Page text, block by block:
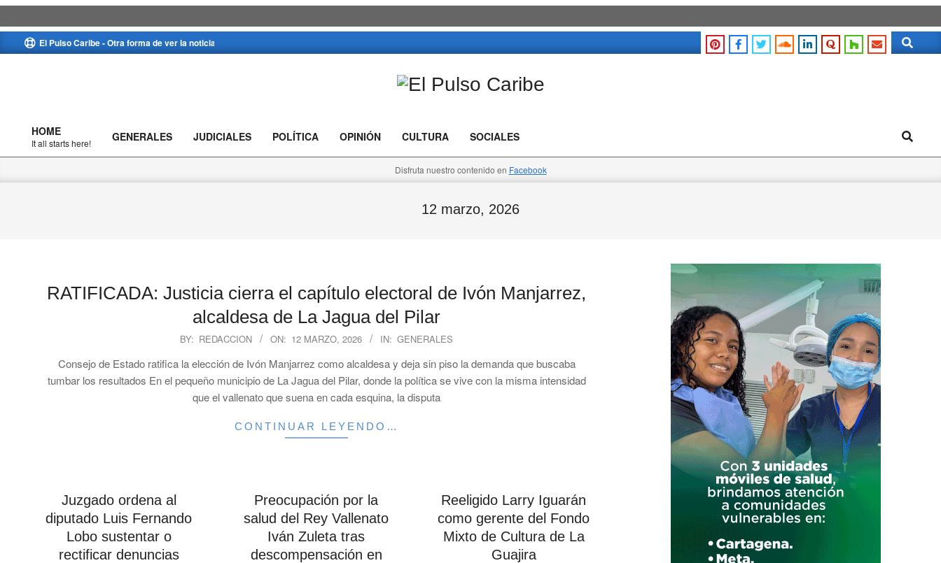
to
El Pulso Caribe - Otra forma de ver la noticia Search
Caribe
Primary
Navigation
HOME
It all starts here! GENERALES JUDICIALES POLÍTICA OPINIÓN CULTURA SOCIALES Search
Disfruta nuestro contenido en Facebook
12 marzo, 2026
RATIFICADA: Justicia cierra el capítulo electoral de Ivón Manjarrez,
alcaldesa de La Jagua del Pilar
BY: REDACCION ON: 12 MARZO, 2026 IN: GENERALES
Consejo de Estado ratifica la elección de Ivón Manjarrez como alcaldesa y deja sin piso la demanda que buscaba
tumbar los resultados En el pequeño municipio de La Jagua del Pilar, donde la política se vive con la misma intensidad
que el vallenato que suena en cada esquina, la disputa
CONTINUAR LEYENDO…
Juzgado ordena al
diputado Luis Fernando
Lobo sustentar o
rectificar denuncias
Preocupación por la
salud del Rey Vallenato
Iván Zuleta tras
descompensación en
Reeligido Larry Iguarán
como gerente del Fondo
Mixto de Cultura de La
Guajira